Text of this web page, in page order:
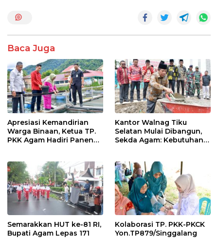
o
k
p
p
Baca Juga
Apresiasi Kemandirian
Warga Binaan, Ketua TP.
PKK Agam Hadiri Panen
Kantor Walnag Tiku
Selatan Mulai Dibangun,
Sekda Agam: Kebutuhan
Semarakkan HUT ke-81 RI,
Bupati Agam Lepas 171
Kolaborasi TP. PKK-PKCK
Yon.TP879/Singgalang